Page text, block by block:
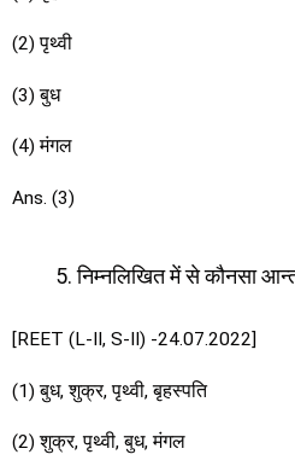
(2) पृथ्वी
(3) बुध
(4) मंगल
Ans. (3)
निम्नलिखित में से कौनसा
[REET (L-II, S-II) -24.07.2022]
(1) बुध, शुक्र, पृथ्वी, बृहस्पति
(2) शुक्र, पृथ्वी, बुध, मंगल